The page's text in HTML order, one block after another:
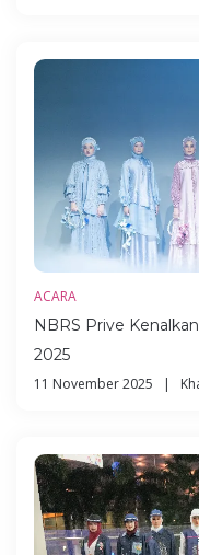
ACARA
NBRS Prive
2025
11 November 2025 |